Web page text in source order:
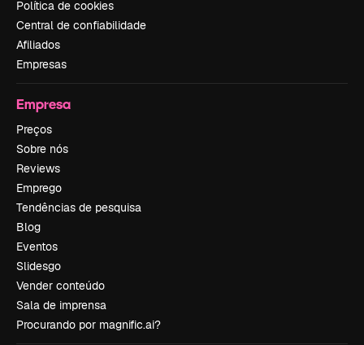
Política de cookies
Central de confiabilidade
Afiliados
Empresas
Empresa
Preços
Sobre nós
Reviews
Emprego
Tendências de pesquisa
Blog
Eventos
Slidesgo
Vender conteúdo
Sala de imprensa
Procurando por magnific.ai?